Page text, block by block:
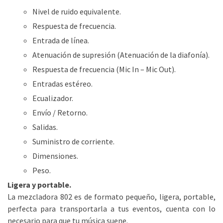
Nivel de ruido equivalente.
Respuesta de frecuencia.
Entrada de línea.
Atenuación de supresión (Atenuación de la diafonía).
Respuesta de frecuencia (Mic In – Mic Out).
Entradas estéreo.
Ecualizador.
Envío / Retorno.
Salidas.
Suministro de corriente.
Dimensiones.
Peso.
Ligera y portable.
La mezcladora 802 es de formato pequeño, ligera, portable,
perfecta para transportarla a tus eventos, cuenta con lo
necesario para que tu música suene.